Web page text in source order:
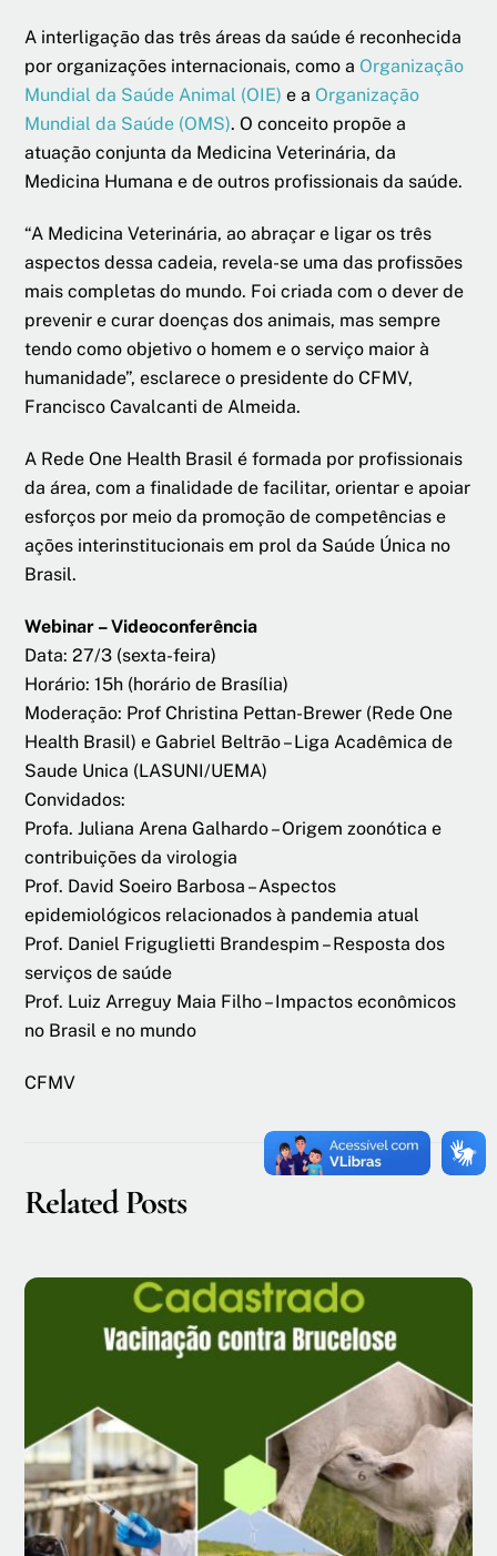
A interligação das três áreas da saúde é reconhecida
por organizações internacionais, como a Organização
Mundial da Saúde Animal (OIE) e a Organização
Mundial da Saúde (OMS). O conceito propõe a
atuação conjunta da Medicina Veterinária, da
Medicina Humana e de outros profissionais da saúde.
“A Medicina Veterinária, ao abraçar e ligar os três
aspectos dessa cadeia, revela-se uma das profissões
mais completas do mundo. Foi criada com o dever de
prevenir e curar doenças dos animais, mas sempre
tendo como objetivo o homem e o serviço maior à
humanidade”, esclarece o presidente do CFMV,
Francisco Cavalcanti de Almeida.
A Rede One Health Brasil é formada por profissionais
da área, com a finalidade de facilitar, orientar e apoiar
esforços por meio da promoção de competências e
ações interinstitucionais em prol da Saúde Única no
Brasil.
Webinar – Videoconferência
Data: 27/3 (sexta-feira)
Horário: 15h (horário de Brasília)
Moderação: Prof Christina Pettan-Brewer (Rede One
Health Brasil) e Gabriel Beltrão – Liga Acadêmica de
Saude Unica (LASUNI/UEMA)
Convidados:
Profa. Juliana Arena Galhardo – Origem zoonótica e
contribuições da virologia
Prof. David Soeiro Barbosa – Aspectos
epidemiológicos relacionados à pandemia atual
Prof. Daniel Friguglietti Brandespim – Resposta dos
serviços de saúde
Prof. Luiz Arreguy Maia Filho – Impactos econômicos
no Brasil e no mundo
CFMV
Related Posts